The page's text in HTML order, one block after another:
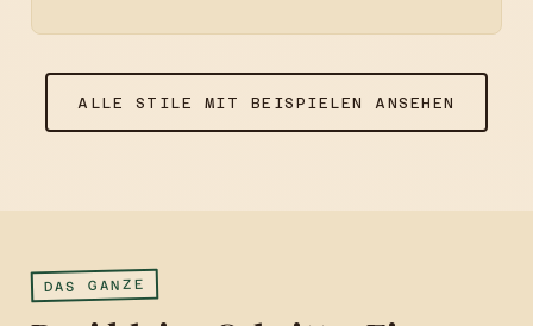
ALLE STILE MIT BEISPIELEN ANSEHEN
DAS GANZE